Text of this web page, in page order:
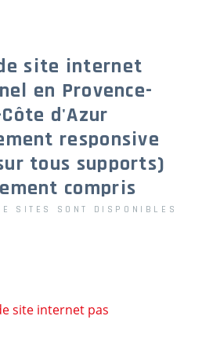
site internet
en Provence-
d'Azur
responsive
tous supports)
compris
SITES SONT DISPONIBLES